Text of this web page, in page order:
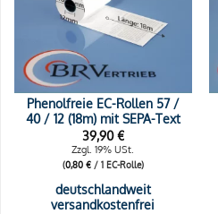
Phenolfreie EC-Rollen 57 /
40 / 12 (18m) mit SEPA-Text
39,90€
Zzgl. 19% USt.
(0,80 €/ 1 EC-Rolle)
deutschlandweit
versandkostenfrei